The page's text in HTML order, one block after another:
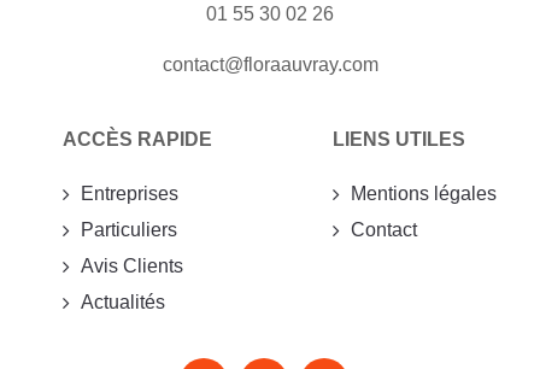
01 55 30 02 26
contact@floraauvray.com
ACCÈS RAPIDE
Entreprises
Particuliers
Avis Clients
Actualités
LIENS UTILES
Mentions légales
Contact